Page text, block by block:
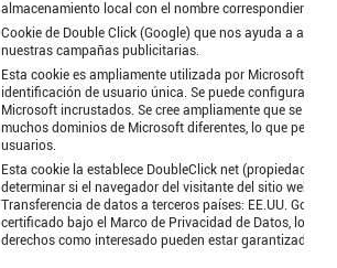
almacenamiento local con el nombre correspondiente.
Cookie de Double Click (Google) que nos ayuda a
nuestras campañas publicitarias.
Esta cookie es ampliamente utilizada por Microsoft
identificación de usuario única. Se puede configurar
Microsoft incrustados. Se cree ampliamente que se
muchos dominios de Microsoft diferentes, lo que
usuarios.
Esta cookie la establece DoubleClick net (propiedad de
determinar si el navegador del visitante del sitio web
Transferencia de datos a terceros países: EE.UU. Google
certificado bajo el Marco de Privacidad de Datos, lo que
derechos como interesado pueden estar garantizados.